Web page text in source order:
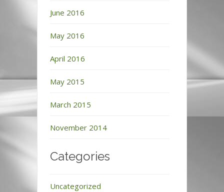
June 2016
May 2016
April 2016
May 2015
March 2015
November 2014
Categories
Uncategorized